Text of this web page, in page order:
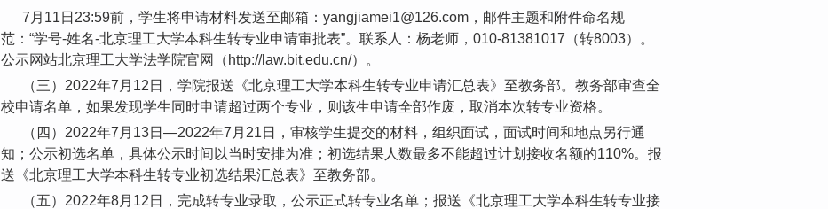
7月11日23:59前，学生将申请材料发送至邮箱：yangjiamei1@126.com，邮件主题和附件命名规
范：“学号-姓名-北京理工大学本科生转专业申请审批表”。联系人：杨老师，010-81381017（转8003）。
公示网站北京理工大学法学院官网（http://law.bit.edu.cn/）。
（三）2022年7月12日，学院报送《北京理工大学本科生转专业申请汇总表》至教务部。教务部审查全
校申请名单，如果发现学生同时申请超过两个专业，则该生申请全部作废，取消本次转专业资格。
（四）2022年7月13日—2022年7月21日，审核学生提交的材料，组织面试，面试时间和地点另行通
知；公示初选名单，具体公示时间以当时安排为准；初选结果人数最多不能超过计划接收名额的110%。报
送《北京理工大学本科生转专业初选结果汇总表》至教务部。
（五）2022年8月12日，完成转专业录取，公示正式转专业名单；报送《北京理工大学本科生转专业接